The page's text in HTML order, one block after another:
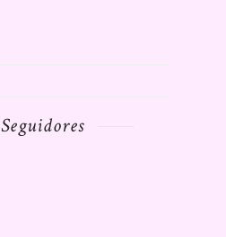
Seguidores